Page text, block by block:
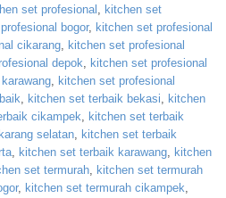
set profesional , kitchen set
bogor, kitchen set profesional
cikarang, kitchen set profesional
depok, kitchen set profesional
, kitchen set profesional
, kitchen set terbaik bekasi, kitchen
cikampek, kitchen set terbaik
selatan, kitchen set terbaik
, kitchen set terbaik karawang, kitchen
set termurah, kitchen set termurah
, kitchen set termurah cikampek,